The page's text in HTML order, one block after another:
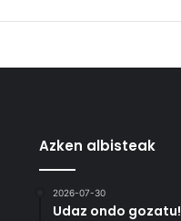
Azken albisteak
2026-07-30
Udaz ondo gozatu!